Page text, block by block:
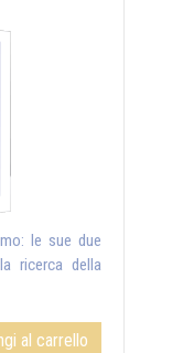
le sue due
ricerca della
al carrello